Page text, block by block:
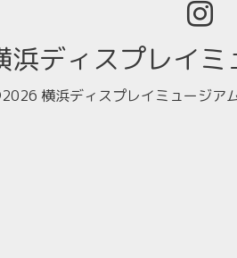
浜ディスプレイ
横浜ディスプレイミュージア